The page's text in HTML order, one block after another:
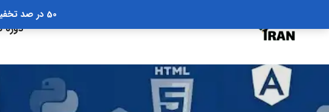
50 در صد تخفیف برای خرید بالای ۱۵۰ هزار تومان با کد off50
دوره